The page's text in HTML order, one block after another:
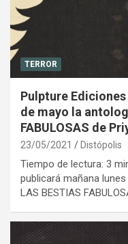
TERROR
Pulpture
de mayo la
FABULOSAS de
23/05/2021 Distópolis
Tiempo de lectura: 3
publicará mañana
LAS BESTIAS